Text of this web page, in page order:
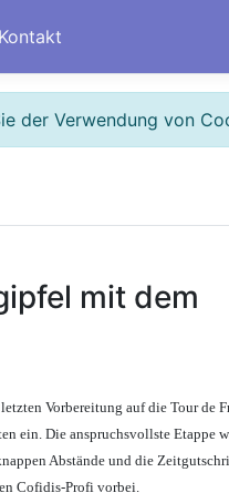
Kontakt
der Verwendung von
mit dem
Vorbereitung auf die Tour
ein. Die anspruchsvollste Etappe
Abstände und die
Cofidis-Profi vorbei.